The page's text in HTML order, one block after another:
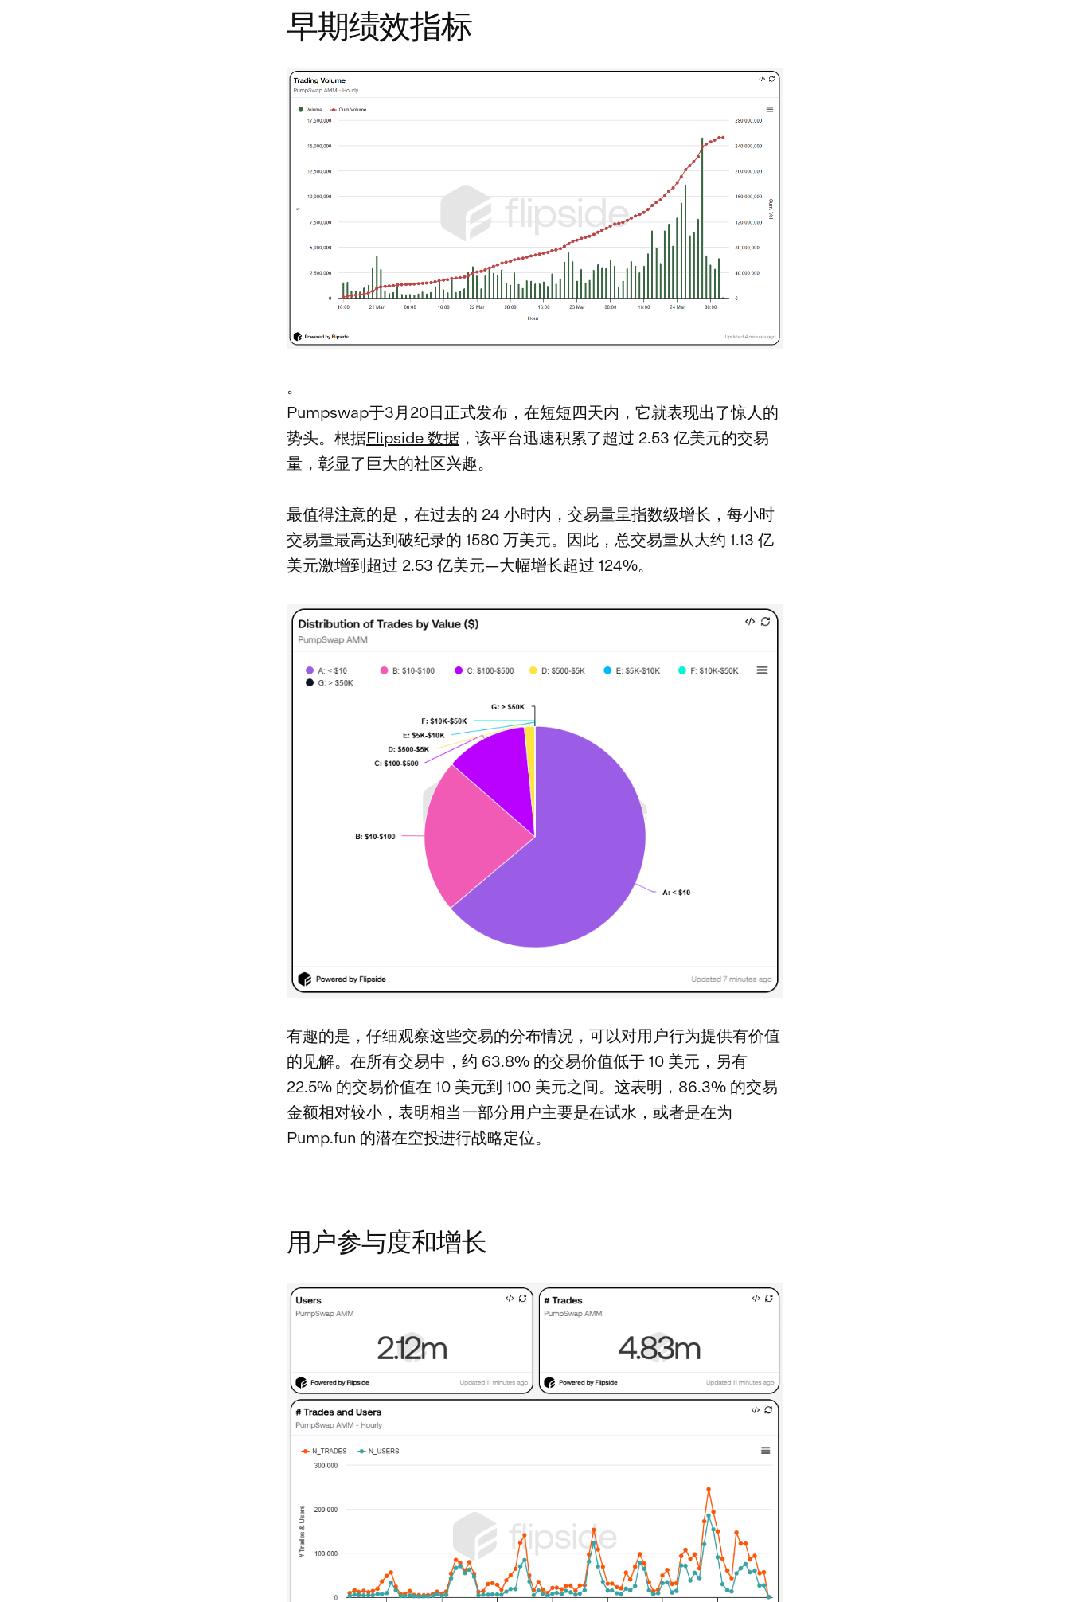
早期绩效指标
。
Pumpswap于3月20日正式发布，在短短四天内，它就表现出了惊人的
势头。根据Flipside 数据 ，该平台迅速积累了超过 2.53 亿美元的交易
量，彰显了巨大的社区兴趣。
最值得注意的是，在过去的 24 小时内，交易量呈指数级增长，每小时
交易量最高达到破纪录的 1580 万美元。因此，总交易量从大约 1.13 亿
美元激增到超过 2.53 亿美元—大幅增长超过 124%。
有趣的是，仔细观察这些交易的分布情况，可以对用户行为提供有价值
的见解。在所有交易中，约 63.8% 的交易价值低于 10 美元，另有
22.5% 的交易价值在 10 美元到 100 美元之间。这表明，86.3% 的交易
金额相对较小，表明相当一部分用户主要是在试水，或者是在为
Pump.fun 的潜在空投进行战略定位。
用户参与度和增长